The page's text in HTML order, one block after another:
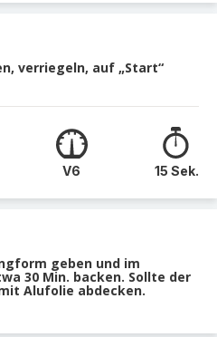
verriegeln, auf „Start“
V6 15 Sek.
geben und im
30 Min. backen. Sollte der
Alufolie abdecken.